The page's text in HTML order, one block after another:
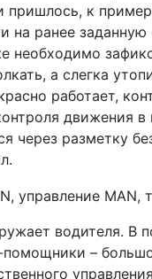
пришлось, к
на ранее
необходимо
а слегка
работает,
движения
через разметку
водителя. В
–